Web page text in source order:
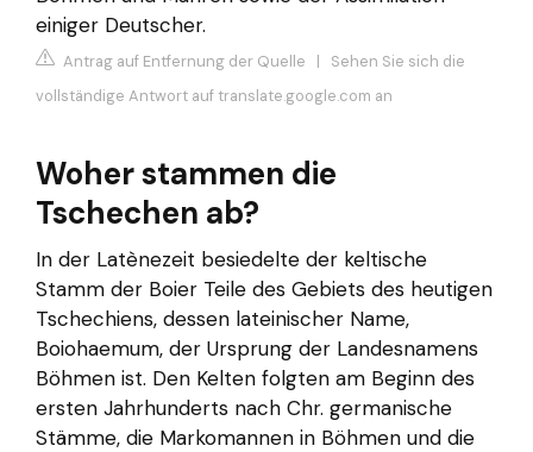
einiger Deutscher.
Antrag auf Entfernung der Quelle | Sehen Sie sich die
vollständige Antwort auf translate.google.com an
Woher stammen die
Tschechen ab?
In der Latènezeit besiedelte der keltische
Stamm der Boier Teile des Gebiets des heutigen
Tschechiens, dessen lateinischer Name,
Boiohaemum, der Ursprung der Landesnamens
Böhmen ist. Den Kelten folgten am Beginn des
ersten Jahrhunderts nach Chr. germanische
Stämme, die Markomannen in Böhmen und die